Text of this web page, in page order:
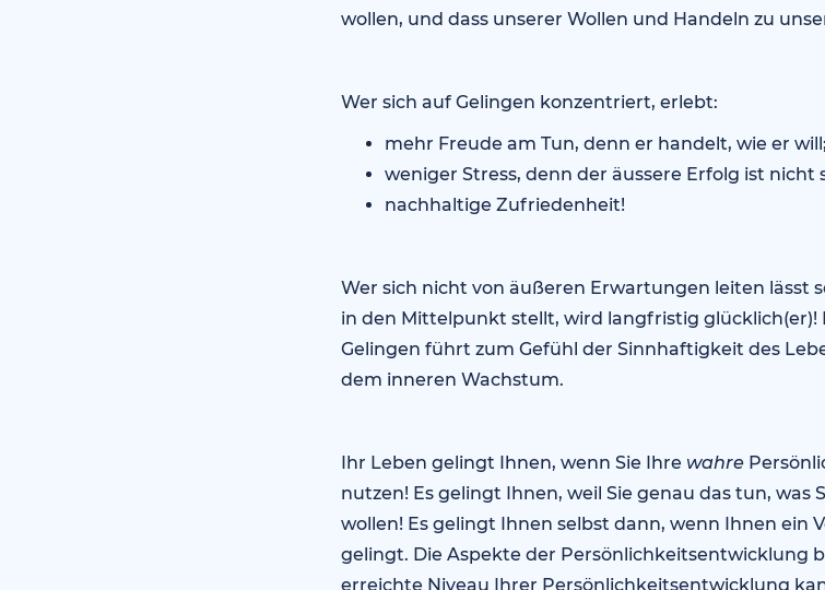
wollen, und dass unserer Wollen und Handeln zu
Wer sich auf Gelingen konzentriert, erlebt:
mehr Freude am Tun, denn er handelt, wie er will;
weniger Stress, denn der äussere Erfolg ist nicht
nachhaltige Zufriedenheit!
Wer sich nicht von äußeren Erwartungen leiten lässt
in den Mittelpunkt stellt, wird langfristig glücklich(er)!
Gelingen führt zum Gefühl der Sinnhaftigkeit des
dem inneren Wachstum.
Ihr Leben gelingt Ihnen, wenn Sie Ihre wahre
nutzen! Es gelingt Ihnen, weil Sie genau das tun, was
wollen! Es gelingt Ihnen selbst dann, wenn Ihnen ein
gelingt. Die Aspekte der Persönlichkeitsentwicklung
erreichte Niveau Ihrer Persönlichkeitsentwicklung